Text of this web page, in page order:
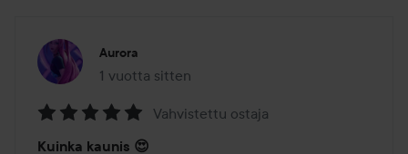
Aurora
1 vuotta sitten
Viesti luotiin 1 vuotta sitten
Vahvistettu ostaja
Kuinka kaunis 😍